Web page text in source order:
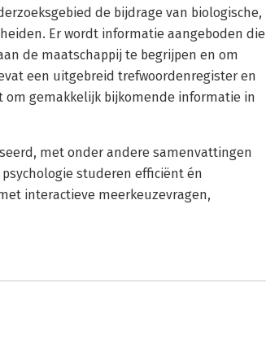
de bijdrage van biologische,
Er wordt infor­matie aangeboden die
de maat­schappij te begrijpen en om
een uitgebreid trefwoordenregister en
gemakkelijk bijkomende informatie in
met onder andere samen­vattingen
studeren efficiënt én
interactieve meer­keuzevragen,